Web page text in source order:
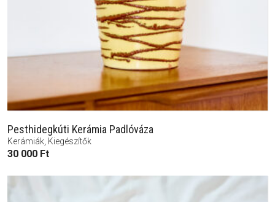
Pesthidegkúti Kerámia Padlóváza
Kerámiák Kiegészítők
30 000 Ft